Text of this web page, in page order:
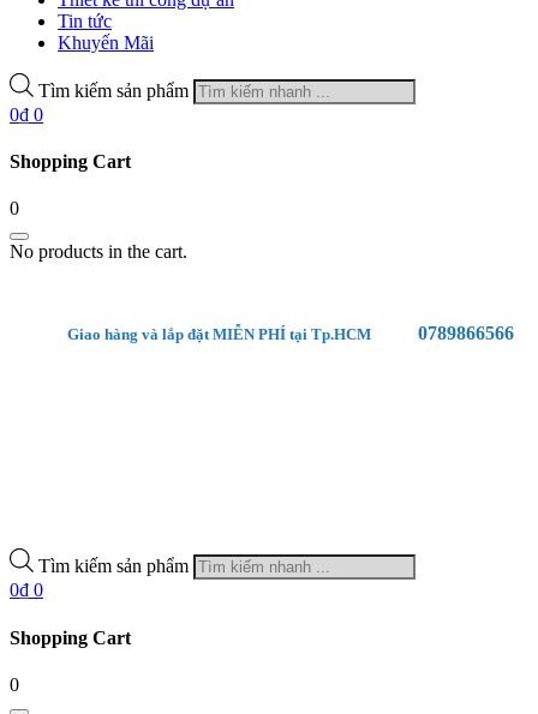
Tin tức
Khuyến Mãi
Tìm kiếm sản phẩm
0₫ 0
Shopping Cart
0
No products in the cart.
Giao hàng và lắp đặt MIỄN PHÍ tại Tp.HCM 0789866566
Tìm kiếm sản phẩm
0₫ 0
Shopping Cart
0